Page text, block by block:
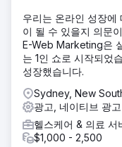
우리는 온라인 성장에
이 될 수 있을지 의문
E-Web Marketing은
는 1인 쇼로 시작되었
성장했습니다.
Sydney, New
광고, 네이티브 광고
헬스케어 & 의료 서
$1,000 - 2,500